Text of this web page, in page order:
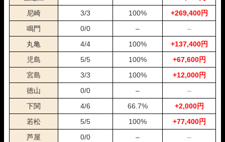
06月08日常滑12R
0%
06月03日大村03R
4-1-2 67,800円
678%
06月03日尼崎10R
06月02日大村01R
2-5-1 10,000円 87,600円
876%
06月02日尼崎08R
2-1-5 86,400円
864%
06月01日大村05R
2-4-3 48,400円
484%
06月01日びわこ10R
3-1-6 10,000円 53,600円
536%
05月31日丸亀04R
742%
05月31日尼崎09R
1-2-6
380%
05月30日江戸川08R
1-2-4 10,000円 58,600円
586%
05月29日丸亀05R
2-6-1 61,000円
610%
05月29日戸田07R
2-1-6
尼崎
3/3 100%
+269,400円
鳴門
0/0 –
–
丸亀
4/4 100%
+137,400円
児島
5/5 100%
+67,600円
宮島
3/3 100%
+12,000円
徳山
0/0 –
–
下関
4/6 66.7%
+2,000円
若松
5/5 100%
+77,400円
芦屋
0/0 –
–